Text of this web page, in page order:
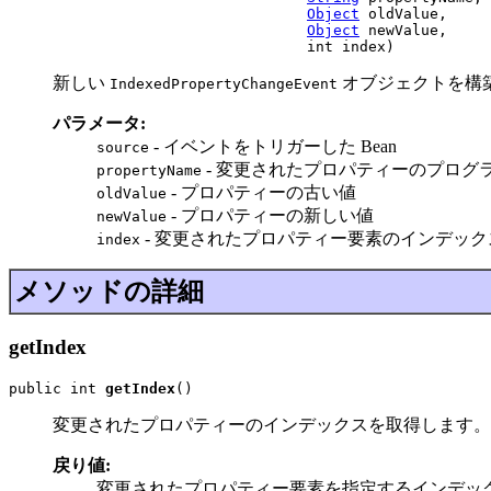
Object oldValue,
Object newValue,
                                  int index)
新しい IndexedPropertyChangeEvent オブジェクトを構
パラメータ:
source - イベントをトリガーした Bean
propertyName - 変更されたプロパティーのプログ
oldValue - プロパティーの古い値
newValue - プロパティーの新しい値
index - 変更されたプロパティー要素のインデック
メソッドの詳細
getIndex
public int getIndex ()
変更されたプロパティーのインデックスを取得します。
戻り値: